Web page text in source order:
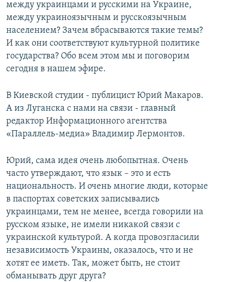
между украинцами и русскими на Украине,
между украиноязычным и русскоязычным
населением? Зачем вбрасываются такие темы?
И как они соответствуют культурной политике
государства? Обо всем этом мы и поговорим
сегодня в нашем эфире.
В Киевской студии - публицист Юрий Макаров.
А из Луганска с нами на связи - главный
редактор Информационного агентства
«Параллель-медиа» Владимир Лермонтов.
Юрий, сама идея очень любопытная. Очень
часто утверждают, что язык – это и есть
национальность. И очень многие люди, которые
в паспортах советских записывались
украинцами, тем не менее, всегда говорили на
русском языке, не имели никакой связи с
украинской культурой. А когда провозгласили
независимость Украины, оказалось, что и не
хотят ее иметь. Так, может быть, не стоит
обманывать друг друга?